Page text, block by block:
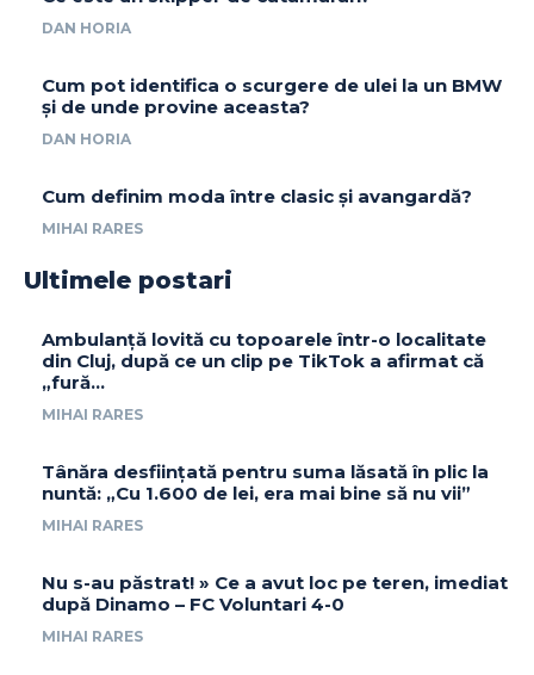
DAN HORIA
Cum pot identifica o scurgere de ulei la un BMW
și de unde provine aceasta?
DAN HORIA
Cum definim moda între clasic și avangardă?
MIHAI RARES
Ultimele postari
Ambulanță lovită cu topoarele într-o localitate
din Cluj, după ce un clip pe TikTok a afirmat că
„fură…
MIHAI RARES
Tânăra desființată pentru suma lăsată în plic la
nuntă: „Cu 1.600 de lei, era mai bine să nu vii”
MIHAI RARES
Nu s-au păstrat! » Ce a avut loc pe teren, imediat
după Dinamo – FC Voluntari 4-0
MIHAI RARES